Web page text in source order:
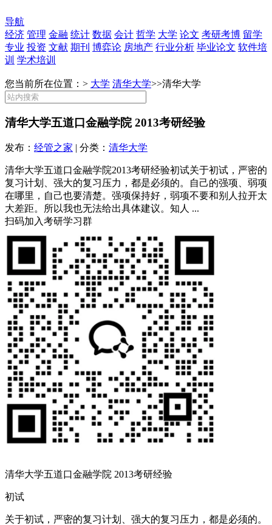
导航
经济 管理 金融 统计 数据 会计 哲学 大学 论文 考研考博 留学
专业 投资 文献 期刊 博弈论 房地产 行业分析 毕业论文 软件培
训 学术培训
您当前所在位置：> 大学 清华大学>>清华大学
清华大学五道口金融学院 2013考研经验
发布： 经管之家 | 分类： 清华大学
清华大学五道口金融学院2013考研经验初试关于初试，严密的
复习计划、强大的复习压力，都是必须的。自己的强项、弱项
在哪里，自己也要清楚。强项保持好，弱项不要和别人拉开太
大差距。所以我也无法给出具体建议。知人 ...
扫码加入考研学习群
清华大学五道口金融学院 2013考研经验
初试
关于初试，严密的复习计划、强大的复习压力，都是必须的。